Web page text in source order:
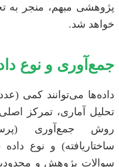
پژوهشی مبهم، منجر به
خواهد شد.
جمع‌آوری و نوع
داده‌ها می‌توانند کمی
تحلیل آماری، تمرکز
روش جمع‌آوری
ساختاریافته) و نوع داده
سوالات پژوهش و